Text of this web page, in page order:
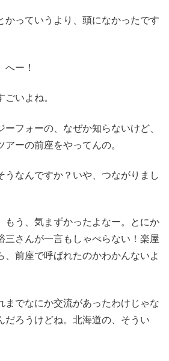
かっていうより、頭になかったです
へー！
ごいよね。
ーフォーの、なぜか知らないけど、
アーの前座をやってんの。
うなんですか？いや、つながりまし
もう、気まずかったよなー。とにか
三さんが一言もしゃべらない！楽屋
、前座で呼ばれたのかわかんないよ
までなにか交流があったわけじゃな
だろうけどね。北海道の、そうい